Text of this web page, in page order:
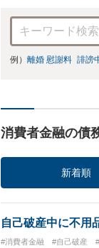
例） 離婚 慰謝料 誹謗
消費者金融の債
新着順
自己破産中に不用
#消費者金融 #自己破産